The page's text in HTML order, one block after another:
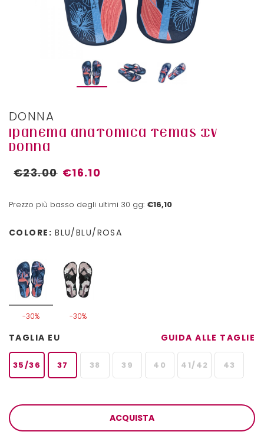
DONNA
IPANEMA ANATOMICA TEMAS XV
DONNA
€23.00 €16.10
Prezzo più basso degli ultimi 30 gg: €16,10
COLORE: BLU/BLU/ROSA
-30% -30%
TAGLIA EU GUIDA ALLE TAGLIE
35/36 37 38 39 40 41/42 43
ACQUISTA